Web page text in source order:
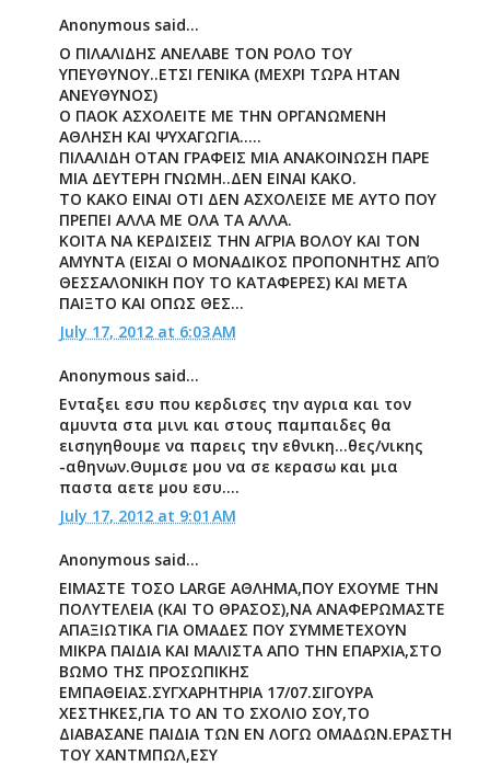
Anonymous said...
O ΠΙΛΑΛΙΔΗΣ ΑΝΕΛΑΒΕ ΤΟΝ ΡΟΛΟ ΤΟΥ
ΥΠΕΥΘΥΝΟΥ..ΕΤΣΙ ΓΕΝΙΚΑ (ΜΕΧΡΙ ΤΩΡΑ ΗΤΑΝ
ΑΝΕΥΘΥΝΟΣ)
Ο ΠΑΟΚ ΑΣΧΟΛΕΙΤΕ ΜΕ ΤΗΝ ΟΡΓΑΝΩΜΕΝΗ
ΑΘΛΗΣΗ ΚΑΙ ΨΥΧΑΓΩΓΙΑ.....
ΠΙΛΑΛΙΔΗ ΟΤΑΝ ΓΡΑΦΕΙΣ ΜΙΑ ΑΝΑΚΟΙΝΩΣΗ ΠΑΡΕ
ΜΙΑ ΔΕΥΤΕΡΗ ΓΝΩΜΗ..ΔΕΝ ΕΙΝΑΙ ΚΑΚΟ.
ΤΟ ΚΑΚΟ ΕΙΝΑΙ ΟΤΙ ΔΕΝ ΑΣΧΟΛΕΙΣΕ ΜΕ ΑΥΤΟ ΠΟΥ
ΠΡΕΠΕΙ ΑΛΛΑ ΜΕ ΟΛΑ ΤΑ ΑΛΛΑ.
ΚΟΙΤΑ ΝΑ ΚΕΡΔΙΣΕΙΣ ΤΗΝ ΑΓΡΙΑ ΒΟΛΟΥ ΚΑΙ ΤΟΝ
ΑΜΥΝΤΑ (ΕΙΣΑΙ Ο ΜΟΝΑΔΙΚΟΣ ΠΡΟΠΟΝΗΤΗΣ ΑΠΌ
ΘΕΣΣΑΛΟΝΙΚΗ ΠΟΥ ΤΟ ΚΑΤΑΦΕΡΕΣ) ΚΑΙ ΜΕΤΑ
ΠΑΙΞΤΟ ΚΑΙ ΟΠΩΣ ΘΕΣ...
July 17, 2012 at 6:03 AM
Anonymous said...
Ενταξει εσυ που κερδισες την αγρια και τον
αμυντα στα μινι και στους παμπαιδες θα
εισηγηθουμε να παρεις την εθνικη...θες/νικης
-αθηνων.Θυμισε μου να σε κερασω και μια
παστα αετε μου εσυ....
July 17, 2012 at 9:01 AM
Anonymous said...
ΕΙΜΑΣΤΕ ΤΟΣΟ LARGE ΑΘΛΗΜΑ,ΠΟΥ ΕΧΟΥΜΕ ΤΗΝ
ΠΟΛΥΤΕΛΕΙΑ (ΚΑΙ ΤΟ ΘΡΑΣΟΣ),ΝΑ ΑΝΑΦΕΡΩΜΑΣΤΕ
ΑΠΑΞΙΩΤΙΚΑ ΓΙΑ ΟΜΑΔΕΣ ΠΟΥ ΣΥΜΜΕΤΕΧΟΥΝ
ΜΙΚΡΑ ΠΑΙΔΙΑ ΚΑΙ ΜΑΛΙΣΤΑ ΑΠΟ ΤΗΝ ΕΠΑΡΧΙΑ,ΣΤΟ
ΒΩΜΟ ΤΗΣ ΠΡΟΣΩΠΙΚΗΣ
ΕΜΠΑΘΕΙΑΣ.ΣΥΓΧΑΡΗΤΗΡΙΑ 17/07.ΣΙΓΟΥΡΑ
ΧΕΣΤΗΚΕΣ,ΓΙΑ ΤΟ ΑΝ ΤΟ ΣΧΟΛΙΟ ΣΟΥ,ΤΟ
ΔΙΑΒΑΣΑΝΕ ΠΑΙΔΙΑ ΤΩΝ ΕΝ ΛΟΓΩ ΟΜΑΔΩΝ.ΕΡΑΣΤΗ
ΤΟΥ ΧΑΝΤΜΠΩΛ,ΕΣΥ